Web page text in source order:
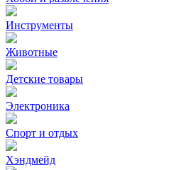
Инструменты
Животные
Детские товары
Электроника
Спорт и отдых
Хэндмейд